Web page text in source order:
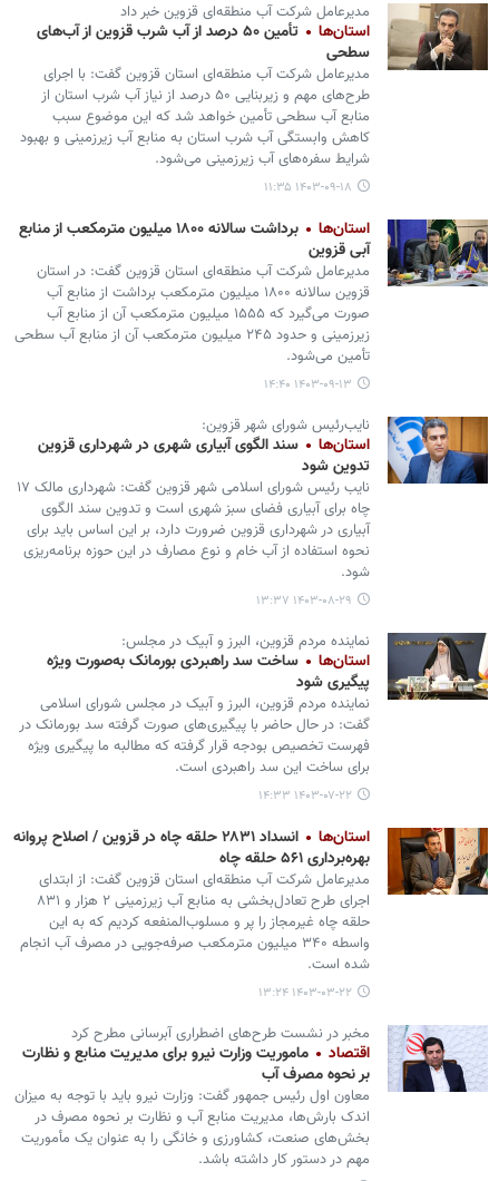
مدیرعامل شرکت آب‌ منطقه‌ای قزوین خبر داد
استان‌ها
تأمین ۵۰ درصد از آب شرب قزوین از آب‌های
سطحی
مدیرعامل شرکت آب‌ منطقه‌ای استان قزوین گفت: با اجرای
طرح‌های مهم و زیربنایی ۵۰ درصد از نیاز آب شرب استان از
منابع آب سطحی تأمین خواهد شد که این موضوع سبب
کاهش وابستگی آب شرب استان به منابع آب زیرزمینی و بهبود
شرایط سفره‌های آب زیرزمینی می‌شود.
۱۴۰۳-۰۹-۱۸ ۱۱:۳۵
استان‌ها
برداشت سالانه ۱۸۰۰ میلیون مترمکعب از منابع
آبی قزوین
مدیرعامل شرکت آب‌ منطقه‌ای استان قزوین گفت: در استان
قزوین سالانه ۱۸۰۰ میلیون مترمکعب برداشت از منابع آب
صورت می‌گیرد که ۱۵۵۵ میلیون مترمکعب آن از منابع آب
زیرزمینی و حدود ۲۴۵ میلیون مترمکعب آن از منابع آب سطحی
تأمین می‌شود.
۱۴۰۳-۰۹-۱۳ ۱۴:۴۰
نایب‌رئیس شورای شهر قزوین:
استان‌ها
سند الگوی آبیاری شهری در شهرداری قزوین
تدوین شود
نایب‌ رئیس شورای اسلامی شهر قزوین گفت: شهرداری مالک ۱۷
چاه برای آبیاری فضای سبز شهری است و تدوین سند الگوی
آبیاری در شهرداری قزوین ضرورت دارد، بر این اساس باید برای
نحوه استفاده از آب خام و نوع مصارف در این حوزه برنامه‌ریزی
شود.
۱۴۰۳-۰۸-۲۹ ۱۳:۳۷
نماینده مردم قزوین، البرز و آبیک در مجلس:
استان‌ها
ساخت سد راهبردی بورمانک به‌صورت ویژه
پیگیری شود
نماینده مردم قزوین، البرز و آبیک در مجلس شورای اسلامی
گفت: در حال حاضر با پیگیری‌های صورت گرفته سد بورمانک در
فهرست تخصیص بودجه قرار گرفته که مطالبه ما پیگیری ویژه
برای ساخت این سد راهبردی است.
۱۴۰۳-۰۷-۲۲ ۱۴:۳۳
استان‌ها
انسداد ۲۸۳۱ حلقه چاه در قزوین / اصلاح پروانه
بهره‌برداری ۵۶۱ حلقه چاه
مدیرعامل شرکت آب‌ منطقه‌ای استان قزوین گفت: از ابتدای
اجرای طرح تعادل‌بخشی به منابع آب زیرزمینی ۲ هزار و ۸۳۱
حلقه چاه غیرمجاز را پر و مسلوب‌المنفعه کردیم که به این
واسطه ۳۴۰ میلیون مترمکعب صرفه‌جویی در مصرف آب انجام
شده است.
۱۴۰۳-۰۳-۲۲ ۱۳:۲۴
مخبر در نشست طرح‌های اضطراری آبرسانی مطرح کرد
اقتصاد
ماموریت وزارت نیرو برای مدیریت منابع و نظارت
بر نحوه مصرف آب
معاون اول رئیس جمهور گفت: وزارت نیرو باید با توجه به میزان
اندک بارش‌ها، ‌مدیریت منابع آب و نظارت بر نحوه مصرف در
بخش‌های صنعت، کشاورزی و خانگی را به عنوان یک مأموریت
مهم در دستور کار داشته باشد.